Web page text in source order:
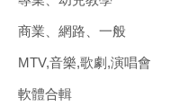
商業、網路、一般
MTV,音樂,歌劇,演唱會
軟體合輯